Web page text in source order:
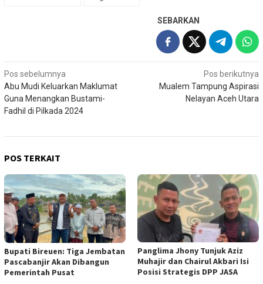
SEBARKAN
Navigasi
pos
Pos sebelumnya
Abu Mudi Keluarkan Maklumat
Guna Menangkan Bustami-
Fadhil di Pilkada 2024
Pos berikutnya
Mualem Tampung Aspirasi
Nelayan Aceh Utara
POS TERKAIT
Bupati Bireuen: Tiga Jembatan
Pascabanjir Akan Dibangun
Pemerintah Pusat
Panglima Jhony Tunjuk Aziz
Muhajir dan Chairul Akbari Isi
Posisi Strategis DPP JASA